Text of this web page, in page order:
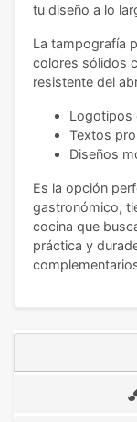
tu diseño a lo
La tampografía
colores sólidos
resistente del
Logotipos
Textos
Diseños
Es la opción
gastronómico,
cocina que
práctica y